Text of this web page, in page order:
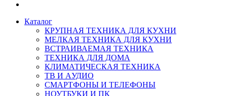
Каталог
КРУПНАЯ ТЕХНИКА ДЛЯ КУХНИ
МЕЛКАЯ ТЕХНИКА ДЛЯ КУХНИ
ВСТРАИВАЕМАЯ ТЕХНИКА
ТЕХНИКА ДЛЯ ДОМА
КЛИМАТИЧЕСКАЯ ТЕХНИКА
ТВ И AУДИО
СМАРТФОНЫ И ТЕЛЕФОНЫ
НОУТБУКИ И ПК